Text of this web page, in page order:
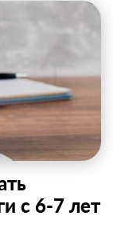
с 6-7 лет